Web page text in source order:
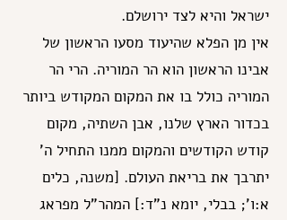
ישראל והיא לצד ירושלם.
אין מן הפלא שהיעוד מסעו הראשון של
אבינו הראשון הוא הר המוריה. הרי הר
המוריה כולל בו את המקום המקודש ביותר
בכדור הארץ שלנו, אבן השתיה, מקום
קודש הקודשים והמקום ממנו התחיל ה'
יתרבך את בריאת העולם. [משנה, כלים
א:ו'; בבלי, יומא נ"ד:] המהר"ל מפראג